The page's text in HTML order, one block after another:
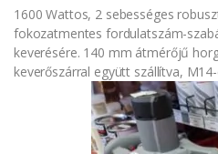
1600 Wattos, 2 sebességes
fokozatmentes fordulatszám-
keverésére. 140 mm átmérőjű
keverőszárral együtt szállítva,